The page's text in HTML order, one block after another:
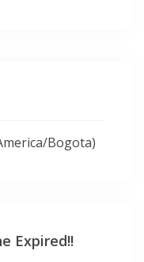
Bogota)
Expired!!